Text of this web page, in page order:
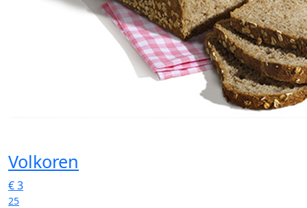
Volkoren
€3
25